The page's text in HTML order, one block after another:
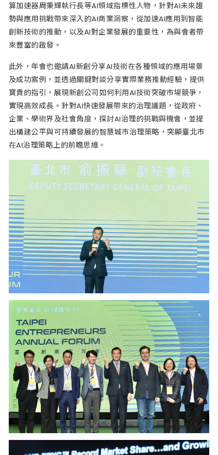
算加速器周秉輝執行長等AI領域指標性人物，針對AI未來趨
勢與應用挑戰帶來深入的AI商業洞察，從加速AI應用到智能
創新技術的推動，以及AI對企業發展的重要性，為與會者帶
來豐富的啟發。
此外，年會也邀請AI新創分享AI技術在各種領域的應用場景
及成功案例，並透過關鍵對談分享實際業務推動經驗，提供
寶貴的指引，展現新創公司如何利用AI技術突破市場競爭，
實現高效成長。針對AI快速發展帶來的治理議題，從政府、
企業、學術界及社會角度，探討AI治理的挑戰與機會，並提
出構建公平與可持續發展的智慧城市治理策略，突顯臺北市
在AI治理策略上的前瞻思維。